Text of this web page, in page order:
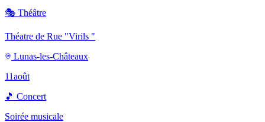
🎭 Théâtre
Théatre de Rue "Virils "
Lunas-les-Châteaux
11août
🎵 Concert
Soirée musicale